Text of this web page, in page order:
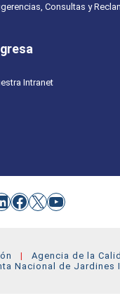
Consultas y
Intranet
Facebook
X YouTube
Agencia de la
Nacional de Jardines